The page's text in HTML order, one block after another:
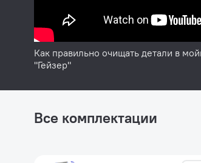
Как правильно очищать детали в
"Гейзер"
Все комплектации